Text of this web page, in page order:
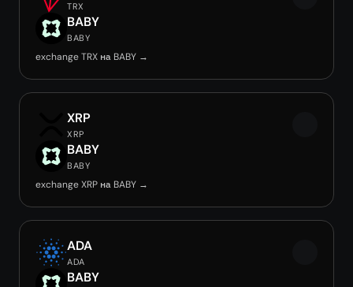
TRX
BABY
BABY
exchange TRX на BABY →
XRP
XRP
BABY
BABY
exchange XRP на BABY →
ADA
ADA
BABY